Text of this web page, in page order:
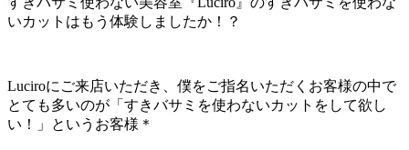
いカットはもう体験しましたか！？
Luciroにご来店いただき、僕をご指名いただくお客様の中で
とても多いのが「すきバサミを使わないカットをして欲し
い！」というお客様＊